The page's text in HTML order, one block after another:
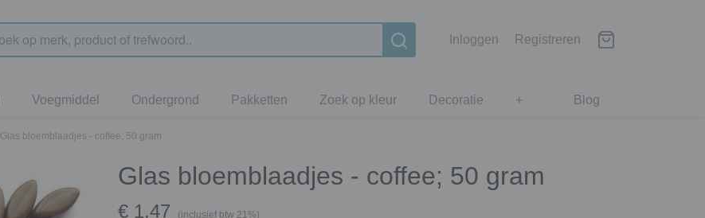
Inloggen Registreren
Blog
Voegmiddel Ondergrond Pakketten Zoek op kleur Decoratie +
Glas bloemblaadjes - coffee; 50 gram
Glas bloemblaadjes - coffee; 50 gram
€ 1,47 (inclusief btw 21%)